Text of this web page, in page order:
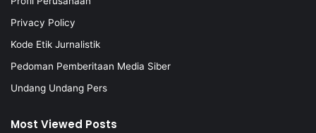
Privacy Policy
Kode Etik Jurnalistik
Pedoman Pemberitaan Media Siber
Undang Undang Pers
Most Viewed Posts